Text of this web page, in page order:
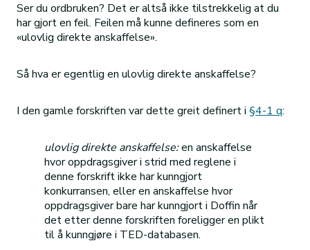
Ser du ordbruken? Det er altså ikke tilstrekkelig at du
har gjort en feil. Feilen må kunne defineres som en
«ulovlig direkte anskaffelse».
Så hva er egentlig en ulovlig direkte anskaffelse?
I den gamle forskriften var dette greit definert i §4-1 q:
ulovlig direkte anskaffelse:en anskaffelse
hvor oppdragsgiver i strid med reglene i
denne forskrift ikke har kunngjort
konkurransen, eller en anskaffelse hvor
oppdragsgiver bare har kunngjort i Doffin når
det etter denne forskriften foreligger en plikt
til å kunngjøre i TED-databasen.